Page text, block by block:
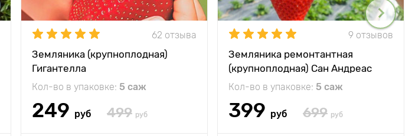
62 отзыва
Земляника (крупноплодная)
Гигантелла
Кол-во в упаковке: 5 саж
249 руб 499 руб
9 отзывов
Земляника ремонтантная
(крупноплодная) Сан Андреас
Кол-во в упаковке: 5 саж
399 руб 699 руб